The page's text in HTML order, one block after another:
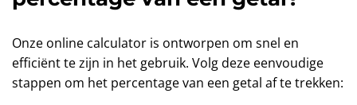
Onze online calculator is ontworpen om snel en
efficiënt te zijn in het gebruik. Volg deze eenvoudige
stappen om het percentage van een getal af te trekken: